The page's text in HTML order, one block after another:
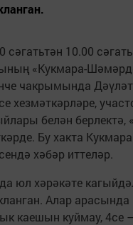
сәгатьтән 10.00
«Кукмара-
чакрымында Дәүләт
хезмәткәрләре,
белән берлектә,
Бу хакта
хәбәр иттеләр.
юл хәрәкәте
Алар
каешын куймау, 4се